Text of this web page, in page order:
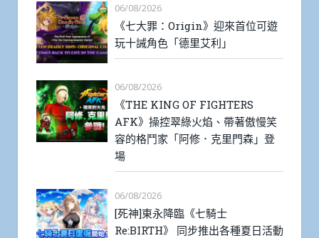
06/08/2026
《七大罪：Origin》迎來首位可遊
玩十誡角色「德里艾利」
06/08/2026
《THE KING OF FIGHTERS
AFK》操控翠綠火焰、帶著傲慢笑
容的格鬥家「阿修．克里門森」登
場
06/08/2026
[死神]東永降臨《七騎士
Re:BIRTH》 同步推出各種夏日活動